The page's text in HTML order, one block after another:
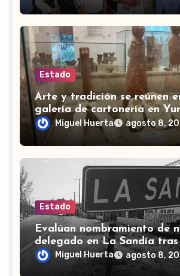
Estado
Arte y tradición se reúnen
galería de cartonería en
Miguel Huerta agosto 8,
Estado
Evalúan nombramiento de
delegado en La Sandía
de cuerpo de Jaime Rayas
Miguel Huerta agosto 8,